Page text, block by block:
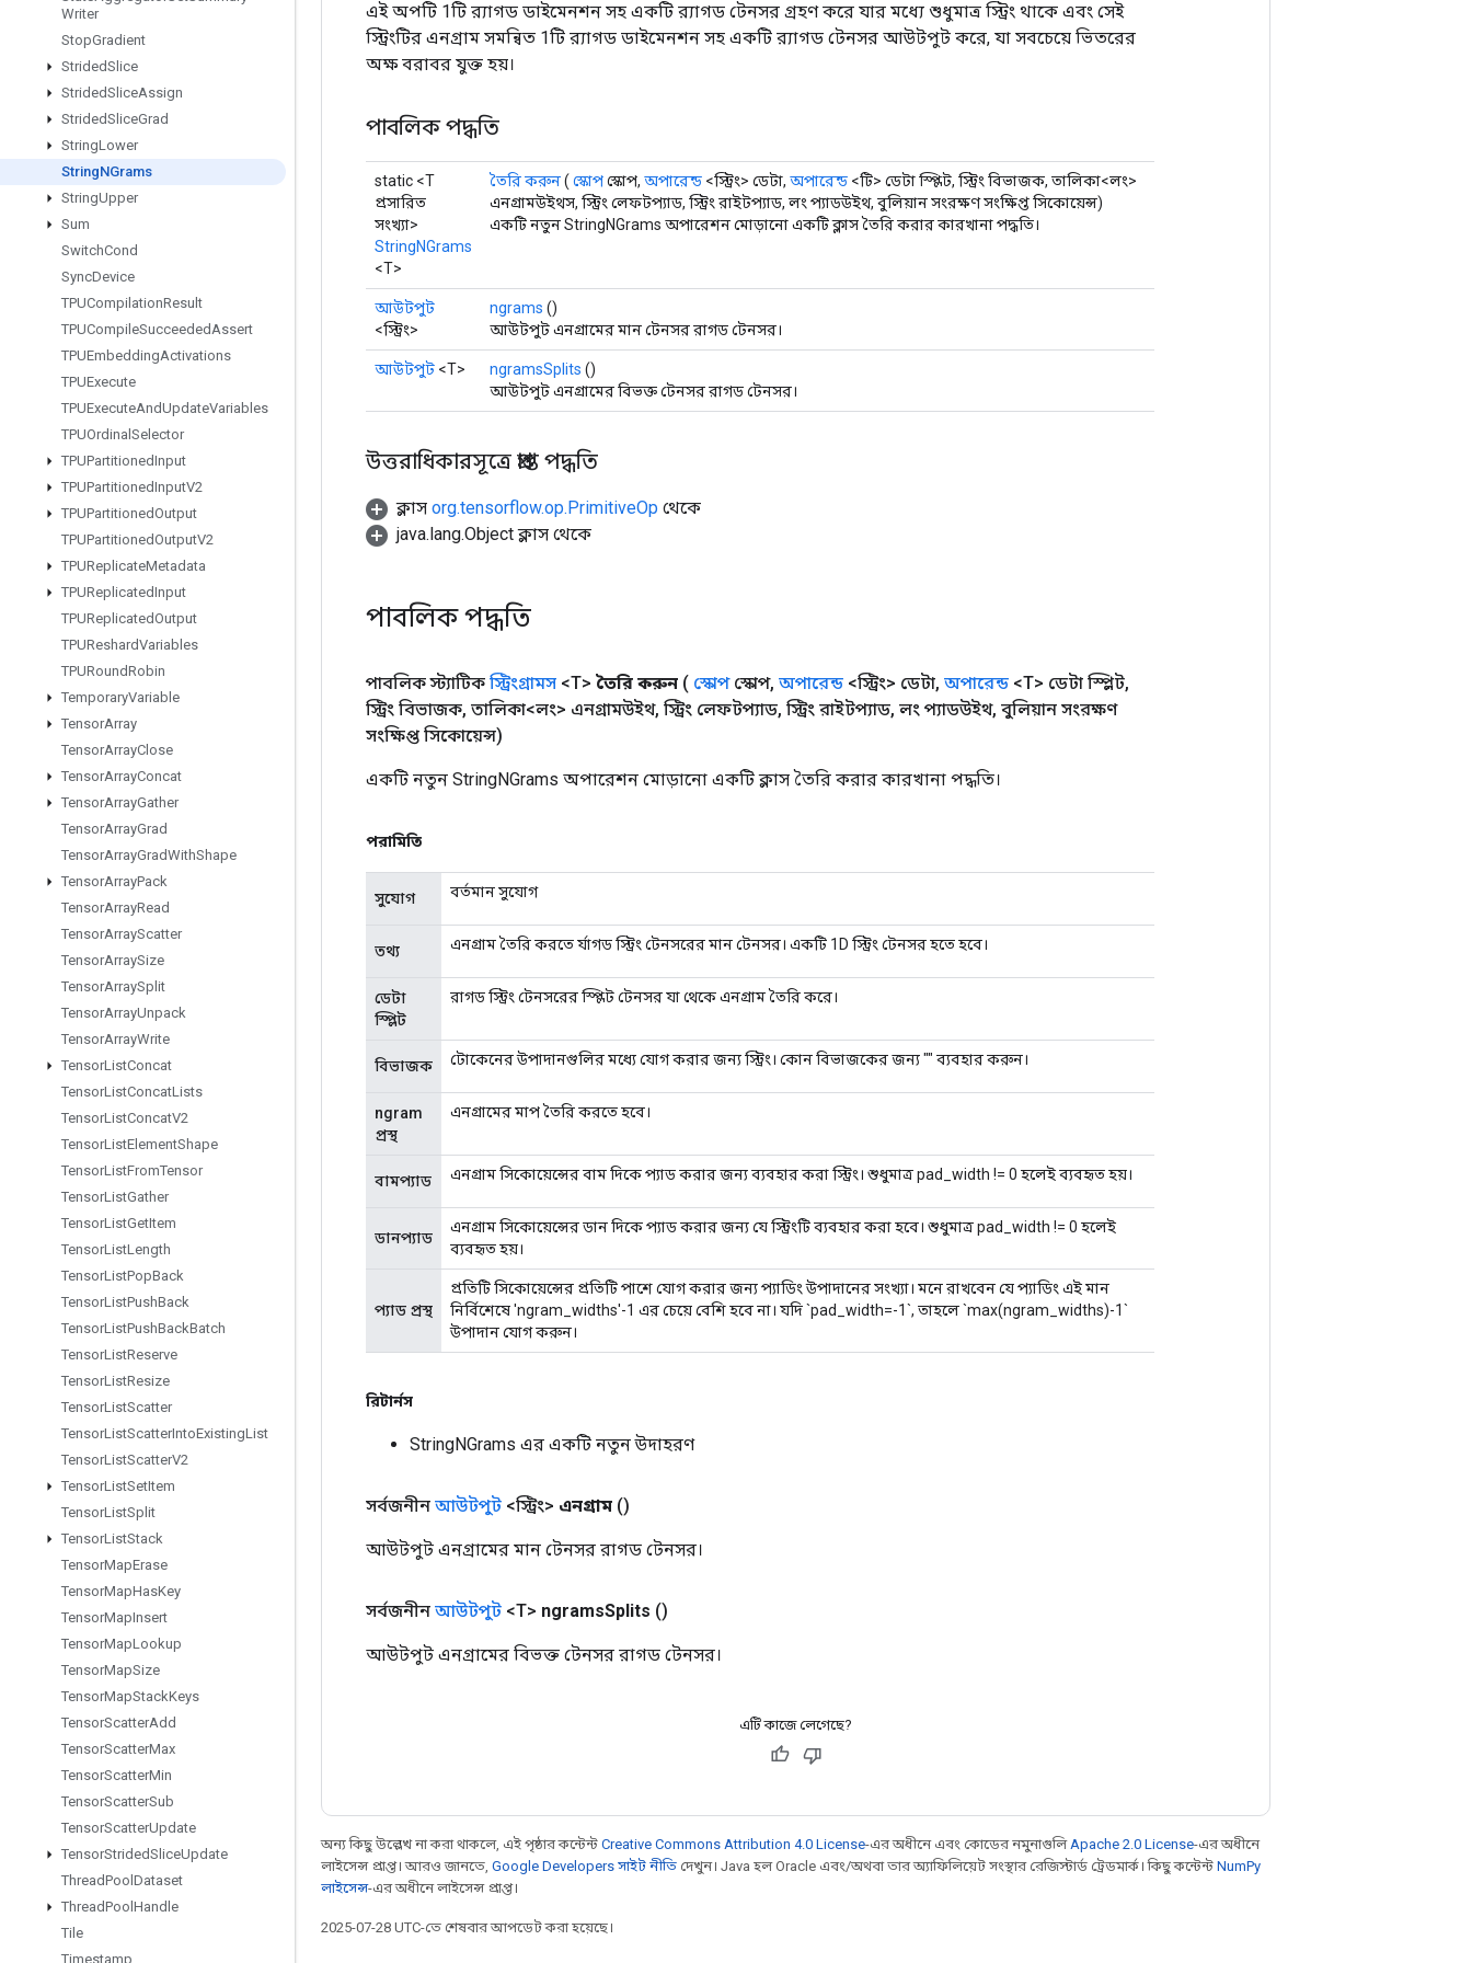
Writer
StopGradient
StridedSlice
StridedSliceAssign
StridedSliceGrad
StringLower
StringNGrams
StringUpper
Sum
SwitchCond
SyncDevice
TPUCompilationResult
TPUCompileSucceededAssert
TPUEmbeddingActivations
TPUExecute
TPUExecuteAndUpdateVariables
TPUOrdinal Selector
TPUPartitionedInput
TPUPartitionedInputV2
TPUPartitionedOutput
TPUPartitionedOutputV2
TPUReplicateMetadata
TPUReplicatedInput
TPUReplicatedOutput
TPUReshardVariables
TPURoundRobin
TemporaryVariable
TensorArray
TensorArrayClose
TensorArrayConcat
TensorArrayGather
TensorArrayGrad
TensorArrayGradWithShape
TensorArrayPack
TensorArrayRead
TensorArrayScatter
TensorArraySize
TensorArraySplit
TensorArrayUnpack
TensorArrayWrite
TensorListConcat
TensorListConcatLists
TensorListConcatV2
TensorListElementShape
TensorListFromTensor
TensorListGather
TensorListGetItem
TensorListLength
TensorListPopBack
TensorListPushBack
TensorListPushBackBatch
TensorListReserve
TensorListResize
TensorListScatter
TensorListScatterIntoExistingList
TensorListScatterV2
TensorListSetItem
TensorListSplit
TensorListStack
TensorMapErase
TensorMapHasKey
TensorMapInsert
TensorMapLookup
TensorMapSize
TensorMapStackKeys
TensorScatterAdd
TensorScatterMax
TensorScatterMin
TensorScatterSub
TensorScatterUpdate
TensorStridedSliceUpdate
ThreadPool Dataset
ThreadPool Handle
Tile
Timestamp
এই অপটি 1টি র‍্যাগড ডাইমেনশন সহ একটি র‍্যাগড টেনসর গ্রহণ করে যার মধ্যে শুধুমাত্র স্ট্রিং থাকে এবং সেই
স্ট্রিংটির এনগ্রাম সমন্বিত 1টি র‍্যাগড ডাইমেনশন সহ একটি র‍্যাগড টেনসর আউটপুট করে, যা সবচেয়ে ভিতরের
অক্ষ বরাবর যুক্ত হয়।
পাবলিক পদ্ধতি
static <T
প্রসারিত
সংখ্যা>
StringNGrams
<T>
তৈরি করুন( স্কোপস্কোপ, অপারেন্ড <স্ট্রিং> ডেটা, অপারেন্ড <টি> ডেটা স্প্লিট, স্ট্রিং বিভাজক, তালিকা<লং>
এনগ্রামউইথস, স্ট্রিং লেফটপ্যাড, স্ট্রিং রাইটপ্যাড, লং প্যাডউইথ, বুলিয়ান সংরক্ষণ সংক্ষিপ্ত সিকোয়েন্স)
একটি নতুন StringNGrams অপারেশন মোড়ানো একটি ক্লাস তৈরি করার কারখানা পদ্ধতি।
আউটপুট
<স্ট্রিং>
ngrams ()
আউটপুট এনগ্রামের মান টেনসর রাগড টেনসর।
আউটপুট <T> ngramsSplits ()
আউটপুট এনগ্রামের বিভক্ত টেনসর রাগড টেনসর।
উত্তরাধিকারসূত্রে প্রাপ্ত পদ্ধতি
ক্লাস org.tensorflow.op.PrimitiveOp থেকে
java.lang.Object ক্লাস থেকে
পাবলিক পদ্ধতি
পাবলিক স্ট্যাটিক স্ট্রিংগ্রামস <T> তৈরি করুন ( স্কোপস্কোপ, অপারেন্ড <স্ট্রিং> ডেটা, অপারেন্ড <T> ডেটা স্প্লিট,
স্ট্রিং বিভাজক, তালিকা<লং> এনগ্রামউইথ, স্ট্রিং লেফটপ্যাড, স্ট্রিং রাইটপ্যাড, লং প্যাডউইথ, বুলিয়ান সংরক্ষণ
সংক্ষিপ্ত সিকোয়েন্স)
একটি নতুন StringNGrams অপারেশন মোড়ানো একটি ক্লাস তৈরি করার কারখানা পদ্ধতি।
পরামিতি
সুযোগ বর্তমান সুযোগ
তথ্য এনগ্রাম তৈরি করতে র্যাগড স্ট্রিং টেনসরের মান টেনসর। একটি 1D স্ট্রিং টেনসর হতে হবে।
ডেটা
স্প্লিট
রাগড স্ট্রিং টেনসরের স্প্লিট টেনসর যা থেকে এনগ্রাম তৈরি করে।
বিভাজক টোকেনের উপাদানগুলির মধ্যে যোগ করার জন্য স্ট্রিং। কোন বিভাজকের জন্য "" ব্যবহার করুন।
ngram
প্রস্থ
এনগ্রামের মাপ তৈরি করতে হবে।
বামপ্যাড এনগ্রাম সিকোয়েন্সের বাম দিকে প্যাড করার জন্য ব্যবহার করা স্ট্রিং। শুধুমাত্র pad_width != 0 হলেই ব্যবহৃত হয়।
ডানপ্যাড
এনগ্রাম সিকোয়েন্সের ডান দিকে প্যাড করার জন্য যে স্ট্রিংটি ব্যবহার করা হবে। শুধুমাত্র pad_width != 0 হলেই
ব্যবহৃত হয়।
প্যাড প্রস্থ
প্রতিটি সিকোয়েন্সের প্রতিটি পাশে যোগ করার জন্য প্যাডিং উপাদানের সংখ্যা। মনে রাখবেন যে প্যাডিং এই মান
নির্বিশেষে 'ngram_widths'-1 এর চেয়ে বেশি হবে না। যদি `pad_width=-1`, তাহলে `max(ngram_widths)-1`
উপাদান যোগ করুন।
রিটার্নস
StringNGrams এর একটি নতুন উদাহরণ
সর্বজনীন আউটপুট <স্ট্রিং> এনগ্রাম ()
আউটপুট এনগ্রামের মান টেনসর রাগড টেনসর।
সর্বজনীন আউটপুট <T> ngramsSplits ()
আউটপুট এনগ্রামের বিভক্ত টেনসর রাগড টেনসর।
এটি কাজে লেগেছে?
অন্য কিছু উল্লেখ না করা থাকলে, এই পৃষ্ঠার কন্টেন্ট Creative Commons Attribution 4.0 License-এর অধীনে এবং কোডের নমুনাগুলি Apache 2.0 License-এর অধীনে
লাইসেন্স প্রাপ্ত। আরও জানতে, Google Developers সাইট নীতি দেখুন। Java হল Oracle এবং/অথবা তার অ্যাফিলিয়েট সংস্থার রেজিস্টার্ড ট্রেডমার্ক। কিছু কন্টেন্ট NumPy
লাইসেন্স-এর অধীনে লাইসেন্স প্রাপ্ত।
2025-07-28 UTC-তে শেষবার আপডেট করা হয়েছে।